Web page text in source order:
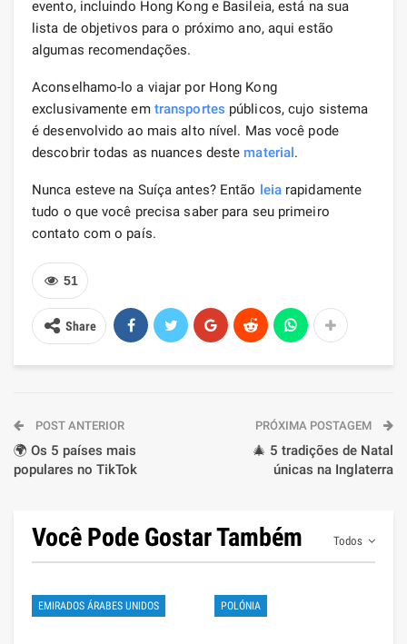
evento, incluindo Hong Kong e Basileia, está na sua
lista de objetivos para o próximo ano, aqui estão
algumas recomendações.
Aconselhamo-lo a viajar por Hong Kong
exclusivamente em transportes públicos, cujo sistema
é desenvolvido ao mais alto nível. Mas você pode
descobrir todas as nuances deste material.
Nunca esteve na Suíça antes? Então leiarapidamente
tudo o que você precisa saber para seu primeiro
contato com o país.
51
Share
POST ANTERIOR
🌍 Os 5 países mais
populares no TikTok
PRÓXIMA POSTAGEM
🎄 5 tradições de Natal
únicas na Inglaterra
Todos
Você Pode Gostar Também
EMIRADOS ÁRABES UNIDOS POLÓNIA